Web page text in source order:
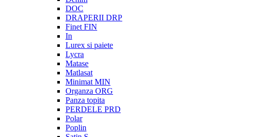
DOC
DRAPERII DRP
Finet FIN
In
Lurex si paiete
Lycra
Matase
Matlasat
Minimat MIN
Organza ORG
Panza topita
PERDELE PRD
Polar
Poplin